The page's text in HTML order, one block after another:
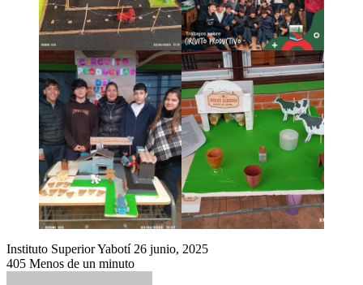
Instituto Superior Yabotí Send
an
26 junio, 2025
405 Menos de un minuto